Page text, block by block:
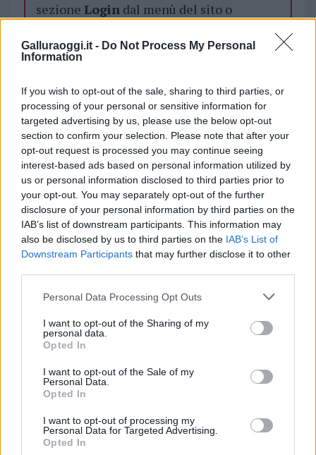
Galluraoggi.it - Do Not Process My Personal
Information
If you wish to opt-out of the sale, sharing to third parties, or
processing of your personal or sensitive information for
targeted advertising by us, please use the below opt-out
section to confirm your selection. Please note that after your
opt-out request is processed you may continue seeing
interest-based ads based on personal information utilized by
us or personal information disclosed to third parties prior to
your opt-out. You may separately opt-out of the further
disclosure of your personal information by third parties on the
IAB’s list of downstream participants. This information may
also be disclosed by us to third parties on the IAB’s List of
Downstream Participants that may further disclose it to other
Please note that this website/app uses one or more Google
not limited to your visit or usage behaviour. You may click to
grant or deny consent to Google and its third-party tags to
use your data for below specified purposes in below Google
consent section.
Personal Data Processing Opt Outs
I want to opt-out of the Sharing of my
personal data.
Opted In
I want to opt-out of the Sale of my
Personal Data.
Opted In
I want to opt-out of processing my
Personal Data for Targeted Advertising.
Opted In
sezione Logindal menù del sito o
Tripadvisor Olbia
Notizie in tempo reale?
Entra nel canale telegram di
GalluraOggi.it
Inviaci le tue segnalazioni,
i tuoi video e le tue foto
Su WhatsApp al numero +39
345 356 7512
Ricevi le nostre ultime news